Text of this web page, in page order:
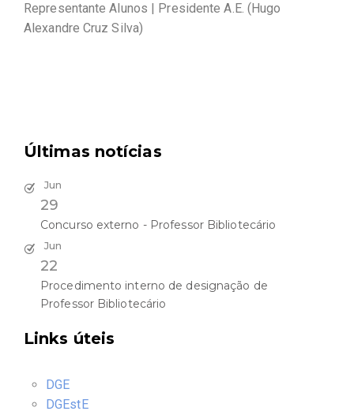
Representante Alunos | Presidente A.E. (Hugo
Alexandre Cruz Silva)
Últimas notícias
Jun
29
Concurso externo - Professor Bibliotecário
Jun
22
Procedimento interno de designação de
Professor Bibliotecário
Links úteis
DGE
DGEstE